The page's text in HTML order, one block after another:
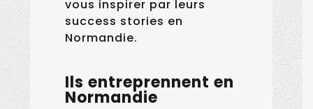
vous inspirer par leurs
success stories en
Normandie.
Ils entreprennent en
Normandie